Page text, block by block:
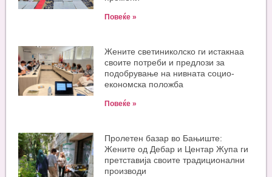
Повеќе »
Жените светиниколско ги истакнаа
своите потреби и предлози за
подобрување на нивната социо-
економска положба
Повеќе »
Пролетен базар во Бањиште:
Жените од Дебар и Центар Жупа ги
претставија своите традиционални
производи